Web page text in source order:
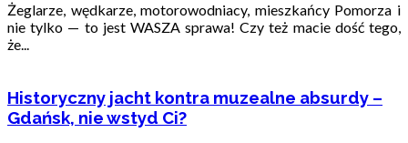
Żeglarze, wędkarze, motorowodniacy, mieszkańcy Pomorza i
nie tylko — to jest WASZA sprawa! Czy też macie dość tego,
że...
Historyczny jacht kontra muzealne absurdy –
Gdańsk, nie wstyd Ci?